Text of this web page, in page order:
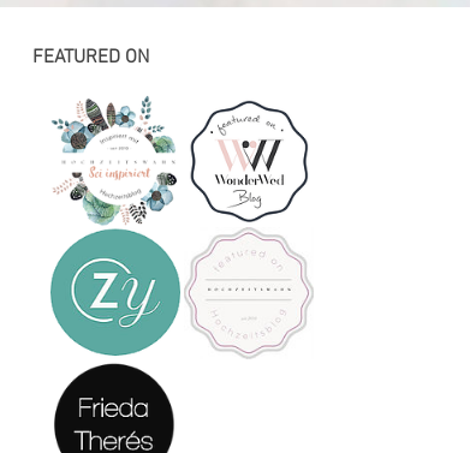
FEATURED ON